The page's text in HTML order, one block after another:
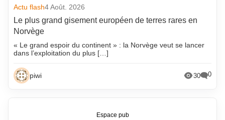
Actu flash4 Août. 2026
Le plus grand gisement européen de terres rares en
Norvège
« Le grand espoir du continent » : la Norvège veut se lancer
dans l’exploitation du plus […]
piwi 30 0
Espace pub